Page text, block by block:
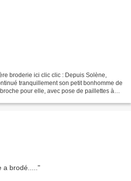
broderie ici clic clic : Depuis Solène,
tranquillement son petit bonhomme de
pour elle, avec pose de paillettes à